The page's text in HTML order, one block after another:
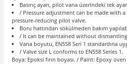
Basınç ayarı, pilot vana üzerindeki tek
/ Pressure adjustment can be made with
pressure-reducing pilot valve.
Boru hattından sökülmeden bakım
/ It can be maintained without
Vana boyutu, EN558 Seri 1 standardına
/ Valve size L conforms to EN558 Series 1.
Boya: Epoksi fırın boyası. / Paint: Epoxy